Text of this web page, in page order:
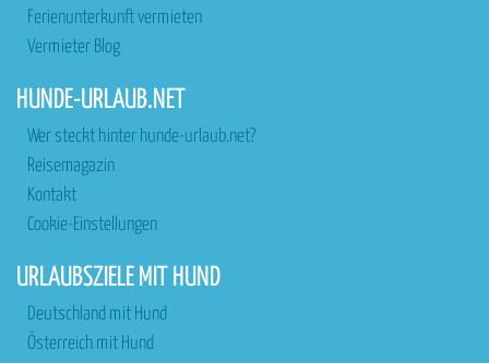
Ferienunterkunft vermieten
Vermieter Blog
HUNDE-URLAUB.NET
Wer steckt hinter hunde-urlaub.net?
Reisemagazin
Kontakt
Cookie-Einstellungen
URLAUBSZIELE MIT HUND
Deutschland mit Hund
Österreich mit Hund